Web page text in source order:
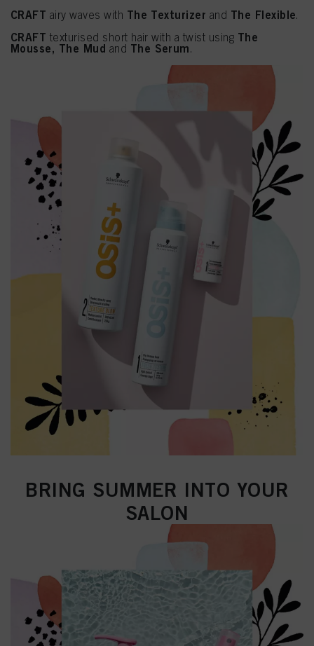
CRAFT airy waves with The Texturizer and The Flexible.
CRAFT texturised short hair with a twist using The
Mousse, The Mud and The Serum.
BRING SUMMER INTO YOUR
SALON